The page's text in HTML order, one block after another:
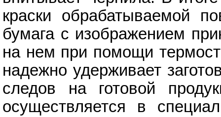
краски обрабатываемой
бумага с изображением
на нем при помощи
надежно удерживает
следов на готовой
осуществляется в